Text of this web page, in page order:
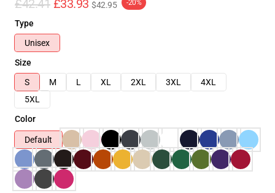
£42.41 £33.93 $42.95 -20%
Type
Unisex
Size
S
M L XL 2XL 3XL
4XL
5XL
Color
Default